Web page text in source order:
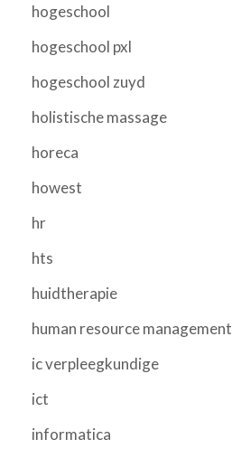
hogeschool
hogeschool pxl
hogeschool zuyd
holistische massage
horeca
howest
hr
hts
huidtherapie
human resource management
ic verpleegkundige
ict
informatica